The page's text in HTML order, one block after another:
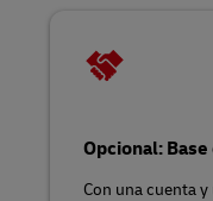
Opcional:
Con una cuenta